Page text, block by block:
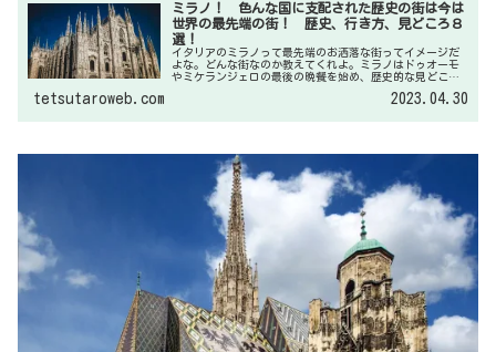
ミラノ！ 色んな国に支配された歴史の街は今は
世界の最先端の街！ 歴史、行き方、見どころ８
選！
イタリアのミラノって最先端のお洒落な街ってイメージだ
よな。どんな街なのか教えてくれよ。ミラノはドゥオーモ
やミケランジェロの最後の晩餐を始め、歴史的な見どころ
が花開いた街。そのギャップがたまらない街です。
tetsutaroweb.com 2023.04.30